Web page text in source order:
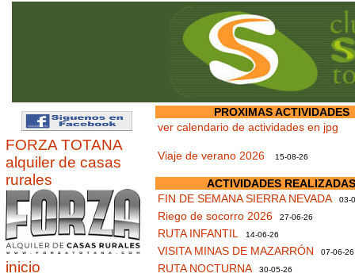
FORZA TOTANA
alquiler de casas
rurales
inicio
PROXIMAS ACTIVIDADES
ver calendario de actividades en jpg
Viaje de verano 2026 15-08-26
ACTIVIDADES REALIZADAS
FIN DE SEMANA SIERRA NEVADA 03-
Riego de socorro 2026 27-06-26
RUTA INFANTIL 14-06-26
VISITA MINAS DE MAZARRÓN 07-06-26
RUTA NOCTURNA 30-05-26